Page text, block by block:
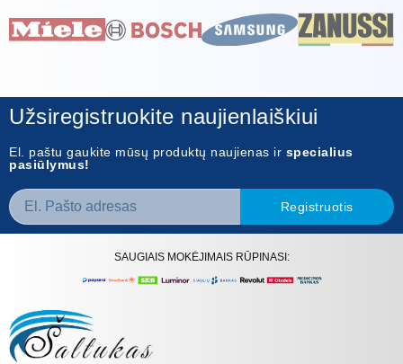
Užsiregistruokite naujienlaiškiui
El. paštu gaukite mūsų produktų naujienas ir specialius
pasiūlymus!
Registruotis
SAUGIAIS MOKĖJIMAIS RŪPINASI: